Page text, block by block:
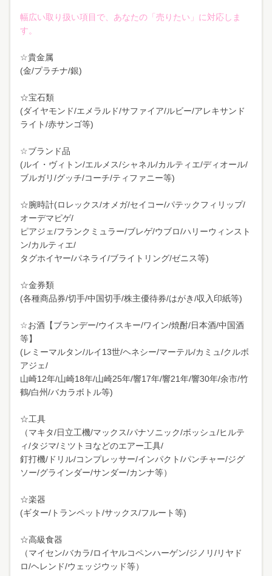
幅広い取り扱い項目で、あなたの「売りたい」に対応しま
す。
☆貴金属
(金/プラチナ/銀)
☆宝石類
(ダイヤモンド/エメラルド/サファイア/ルビー/アレキサンド
ライト/赤サンゴ等)
☆ブランド品
(ルイ・ヴィトン/エルメス/シャネル/カルティエ/ディオール/
ブルガリ/グッチ/コーチ/ティファニー等)
☆腕時計(ロレックス/オメガ/セイコー/パテックフィリップ/
オーデマピゲ/
ピアジェ/フランクミュラー/ブレゲ/ウブロ/ハリーウィンスト
ン/カルティエ/
タグホイヤー/パネライ/ブライトリング/ゼニス等)
☆金券類
(各種商品券/切手/中国切手/株主優待券/はがき/収入印紙等)
☆お酒【ブランデー/ウイスキー/ワイン/焼酎/日本酒/中国酒
等】
(レミーマルタン/ルイ13世/ヘネシー/マーテル/カミュ/クルボ
アジェ/
山崎12年/山崎18年/山崎25年/響17年/響21年/響30年/余市/竹
鶴/白州/バカラボトル等)
☆工具
（マキタ/日立工機/マックス/パナソニック/ボッシュ/ヒルテ
ィ/タジマ/ミツトヨなどのエアー工具/
釘打機/ドリル/コンプレッサー/インパクト/パンチャー/ジグ
ソー/グラインダー/サンダー/カンナ等）
☆楽器
(ギター/トランペット/サックス/フルート等)
☆高級食器
（マイセン/バカラ/ロイヤルコペンハーゲン/ジノリ/リヤド
ロ/ヘレンド/ウェッジウッド等）